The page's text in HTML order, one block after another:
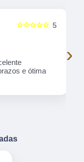
5
☆☆☆☆☆
e ótima
›